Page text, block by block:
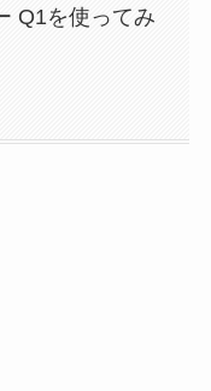
Q1を使ってみ